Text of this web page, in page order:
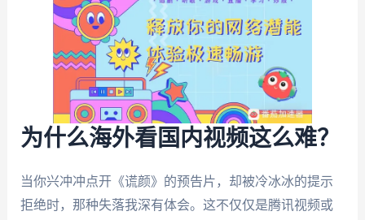
为什么海外看国内视频这么难？
当你兴冲冲点开《谎颜》的预告片，却被冷冰冰的提示
拒绝时，那种失落我深有体会。这不仅仅是腾讯视频或